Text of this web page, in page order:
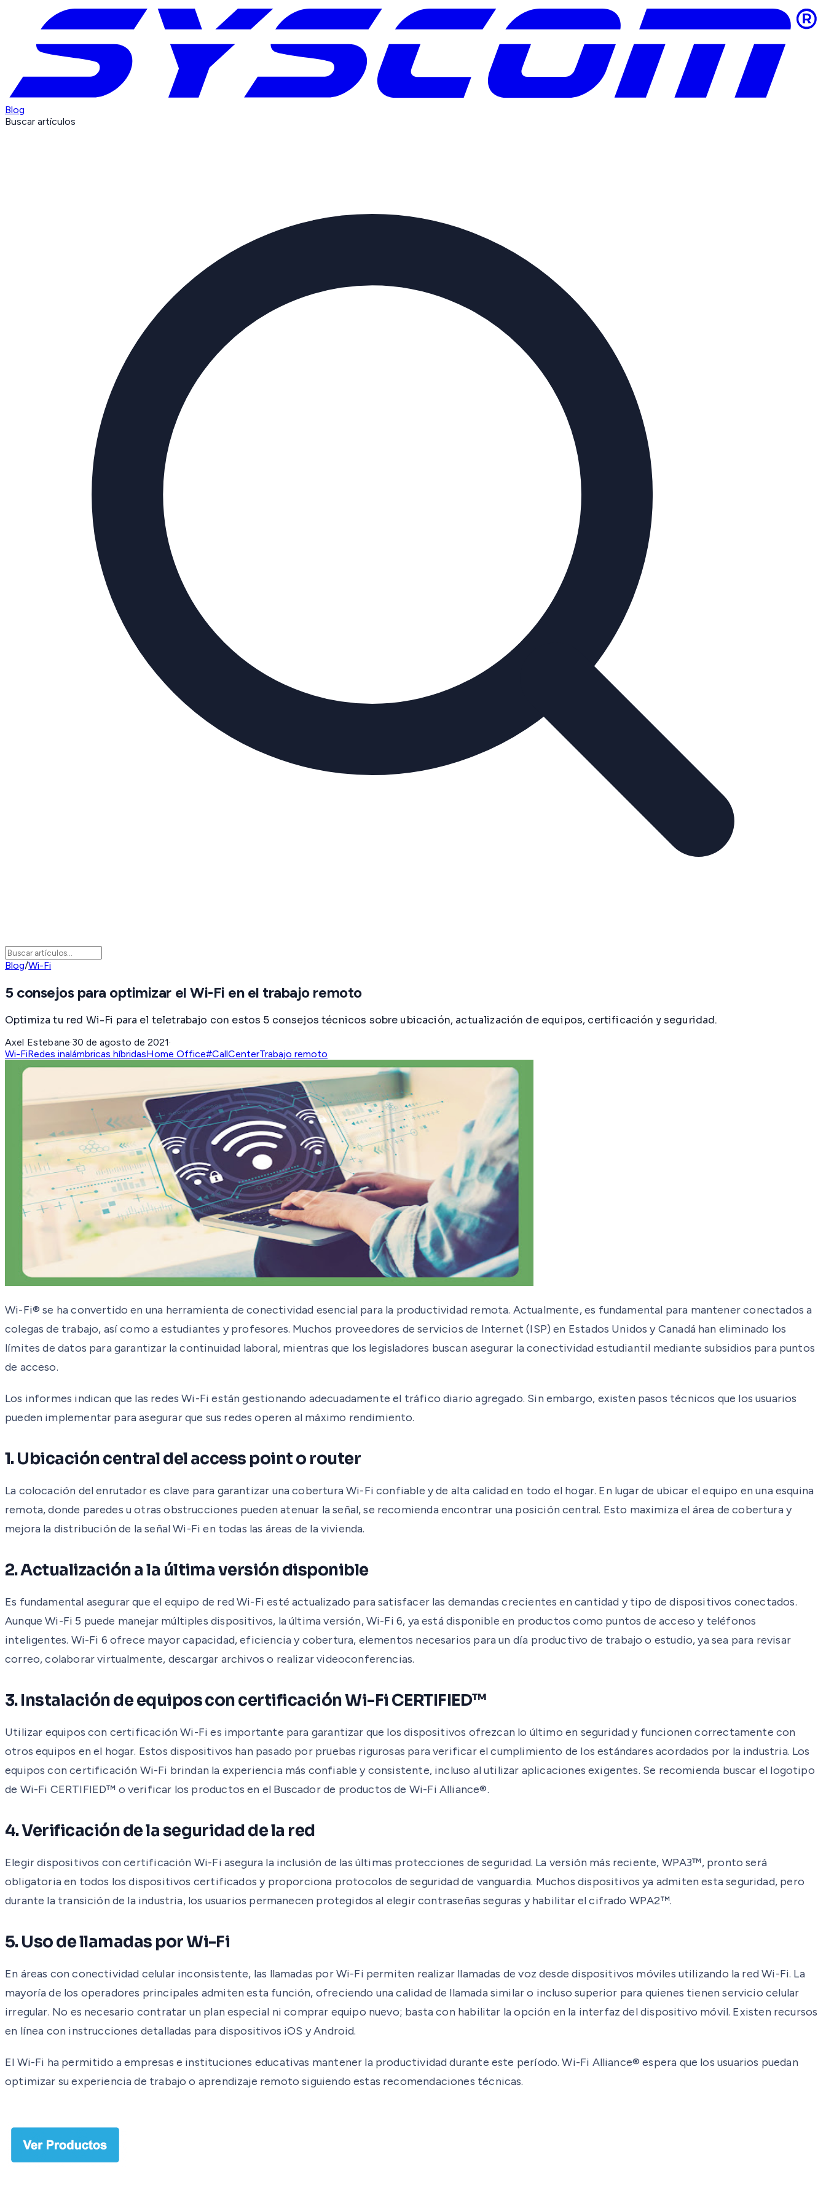
Blog
Buscar artículos
Blog/Wi-Fi
5 consejos para optimizar el Wi-Fi en el trabajo remoto
Optimiza tu red Wi-Fi para el teletrabajo con estos 5 consejos técnicos sobre ubicación, actualización de equipos, certificación y seguridad.
Axel Estebane·30 de agosto de 2021·
Wi-FiRedes inalámbricas híbridasHome Office#CallCenterTrabajo remoto
Wi-Fi® se ha convertido en una herramienta de conectividad esencial para la productividad remota. Actualmente, es fundamental para mantener conectados a
colegas de trabajo, así como a estudiantes y profesores. Muchos proveedores de servicios de Internet (ISP) en Estados Unidos y Canadá han eliminado los
límites de datos para garantizar la continuidad laboral, mientras que los legisladores buscan asegurar la conectividad estudiantil mediante subsidios para puntos
de acceso.
Los informes indican que las redes Wi-Fi están gestionando adecuadamente el tráfico diario agregado. Sin embargo, existen pasos técnicos que los usuarios
pueden implementar para asegurar que sus redes operen al máximo rendimiento.
1. Ubicación central del access point o router
La colocación del enrutador es clave para garantizar una cobertura Wi-Fi confiable y de alta calidad en todo el hogar. En lugar de ubicar el equipo en una esquina
remota, donde paredes u otras obstrucciones pueden atenuar la señal, se recomienda encontrar una posición central. Esto maximiza el área de cobertura y
mejora la distribución de la señal Wi-Fi en todas las áreas de la vivienda.
2. Actualización a la última versión disponible
Es fundamental asegurar que el equipo de red Wi-Fi esté actualizado para satisfacer las demandas crecientes en cantidad y tipo de dispositivos conectados.
Aunque Wi-Fi 5 puede manejar múltiples dispositivos, la última versión, Wi-Fi 6, ya está disponible en productos como puntos de acceso y teléfonos
inteligentes. Wi-Fi 6 ofrece mayor capacidad, eficiencia y cobertura, elementos necesarios para un día productivo de trabajo o estudio, ya sea para revisar
correo, colaborar virtualmente, descargar archivos o realizar videoconferencias.
3. Instalación de equipos con certificación Wi-Fi CERTIFIED™
Utilizar equipos con certificación Wi-Fi es importante para garantizar que los dispositivos ofrezcan lo último en seguridad y funcionen correctamente con
otros equipos en el hogar. Estos dispositivos han pasado por pruebas rigurosas para verificar el cumplimiento de los estándares acordados por la industria. Los
equipos con certificación Wi-Fi brindan la experiencia más confiable y consistente, incluso al utilizar aplicaciones exigentes. Se recomienda buscar el logotipo
de Wi-Fi CERTIFIED™ o verificar los productos en el Buscador de productos de Wi-Fi Alliance®.
4. Verificación de la seguridad de la red
Elegir dispositivos con certificación Wi-Fi asegura la inclusión de las últimas protecciones de seguridad. La versión más reciente, WPA3™, pronto será
obligatoria en todos los dispositivos certificados y proporciona protocolos de seguridad de vanguardia. Muchos dispositivos ya admiten esta seguridad, pero
durante la transición de la industria, los usuarios permanecen protegidos al elegir contraseñas seguras y habilitar el cifrado WPA2™.
5. Uso de llamadas por Wi-Fi
En áreas con conectividad celular inconsistente, las llamadas por Wi-Fi permiten realizar llamadas de voz desde dispositivos móviles utilizando la red Wi-Fi. La
mayoría de los operadores principales admiten esta función, ofreciendo una calidad de llamada similar o incluso superior para quienes tienen servicio celular
irregular. No es necesario contratar un plan especial ni comprar equipo nuevo; basta con habilitar la opción en la interfaz del dispositivo móvil. Existen recursos
en línea con instrucciones detalladas para dispositivos iOS y Android.
El Wi-Fi ha permitido a empresas e instituciones educativas mantener la productividad durante este período. Wi-Fi Alliance® espera que los usuarios puedan
optimizar su experiencia de trabajo o aprendizaje remoto siguiendo estas recomendaciones técnicas.